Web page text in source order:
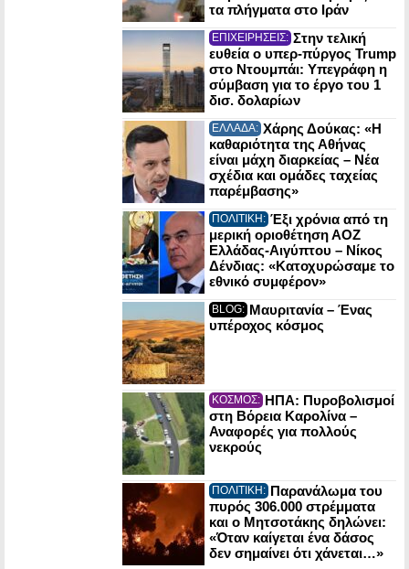
τα πλήγματα στο Ιράν
ΕΠΙΧΕΙΡΗΣΕΙΣ: Στην τελική
ευθεία ο υπερ-πύργος Trump
στο Ντουμπάι: Υπεγράφη η
σύμβαση για το έργο του 1
δισ. δολαρίων
ΕΛΛΑΔΑ: Χάρης Δούκας: «Η
καθαριότητα της Αθήνας
είναι μάχη διαρκείας – Νέα
σχέδια και ομάδες ταχείας
παρέμβασης»
ΠΟΛΙΤΙΚΗ: Έξι χρόνια από τη
μερική οριοθέτηση ΑΟΖ
Ελλάδας-Αιγύπτου – Νίκος
Δένδιας: «Κατοχυρώσαμε το
εθνικό συμφέρον»
BLOG: Μαυριτανία – Ένας
υπέροχος κόσμος
ΚΟΣΜΟΣ: ΗΠΑ: Πυροβολισμοί
στη Βόρεια Καρολίνα –
Αναφορές για πολλούς
νεκρούς
ΠΟΛΙΤΙΚΗ: Παρανάλωμα του
πυρός 306.000 στρέμματα
και ο Μητσοτάκης δηλώνει:
«Όταν καίγεται ένα δάσος
δεν σημαίνει ότι χάνεται…»